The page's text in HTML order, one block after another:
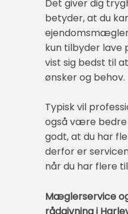
Det giver dig
betyder, at du
ejendomsmægler
kun tilbyder lave
vist sig bedst til
ønsker og behov.
Typisk vil
også være
godt, at du har
derfor er
når du har flere
Mæglerservice